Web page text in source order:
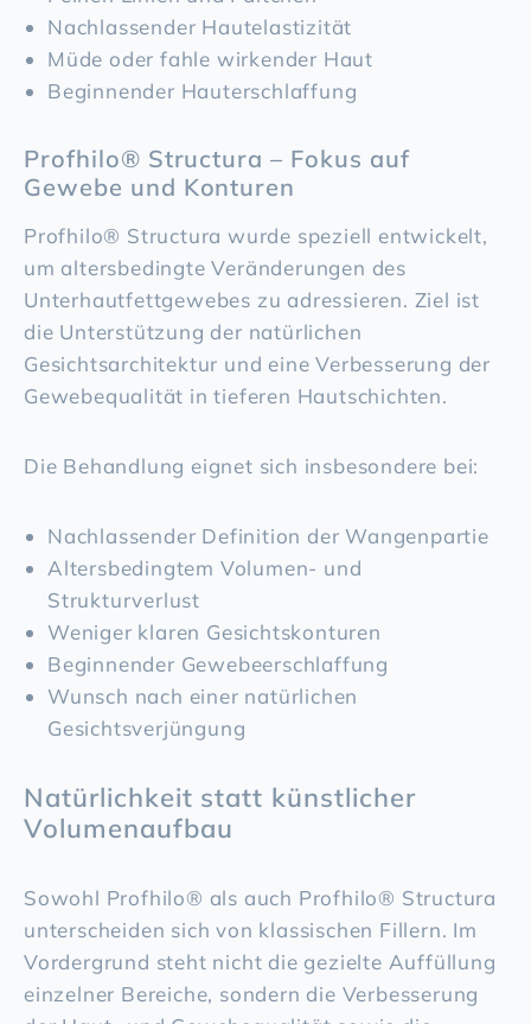
Nachlassender Hautelastizität
Müde oder fahle wirkender Haut
Beginnender Hauterschlaffung
Profhilo® Structura – Fokus auf
Gewebe und Konturen
Profhilo® Structura wurde speziell entwickelt,
um altersbedingte Veränderungen des
Unterhautfettgewebes zu adressieren. Ziel ist
die Unterstützung der natürlichen
Gesichtsarchitektur und eine Verbesserung der
Gewebequalität in tieferen Hautschichten.
Die Behandlung eignet sich insbesondere bei:
Nachlassender Definition der Wangenpartie
Altersbedingtem Volumen- und
Strukturverlust
Weniger klaren Gesichtskonturen
Beginnender Gewebeerschlaffung
Wunsch nach einer natürlichen
Gesichtsverjüngung
Natürlichkeit statt künstlicher
Volumenaufbau
Sowohl Profhilo® als auch Profhilo® Structura
unterscheiden sich von klassischen Fillern. Im
Vordergrund steht nicht die gezielte Auffüllung
einzelner Bereiche, sondern die Verbesserung